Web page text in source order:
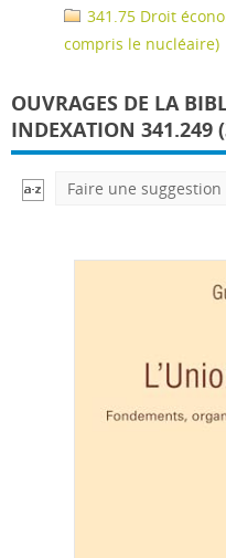
341.75 Droit
compris le nucléaire)
OUVRAGES DE LA
INDEXATION 341.249
Faire une suggestion